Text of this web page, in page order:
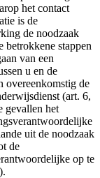
het contact
is de
de noodzaak
stappen
van een
u en de
overeenkomstig de
(art. 6,
gevallen het
uit de noodzaak
de
op te